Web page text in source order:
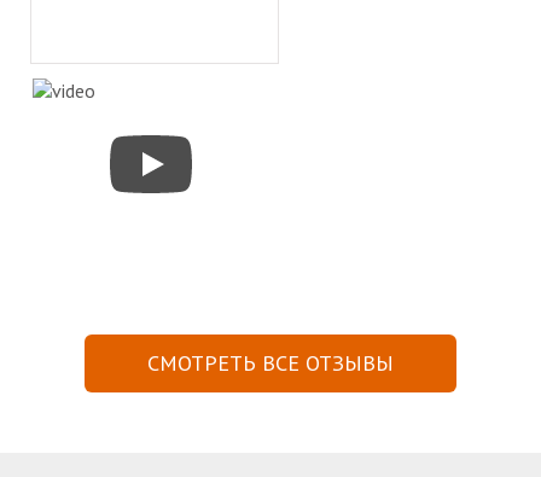
СМОТРЕТЬ ВСЕ ОТЗЫВЫ